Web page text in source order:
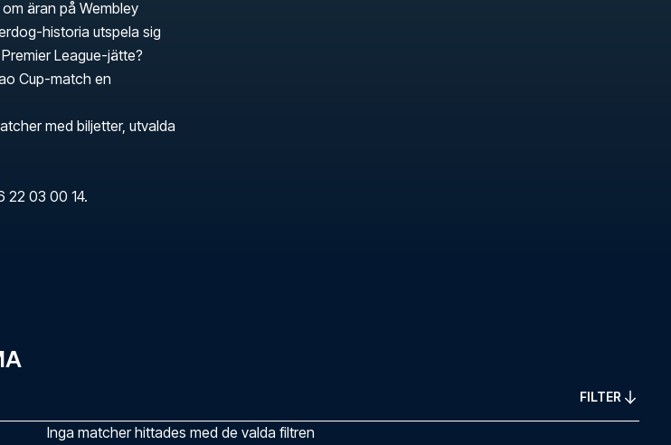
äran på Wembley
historia utspela sig
League-jätte?
Cup-match en
med biljetter, utvalda
22 03 00 14.
FILTER
Inga matcher hittades med de valda filtren